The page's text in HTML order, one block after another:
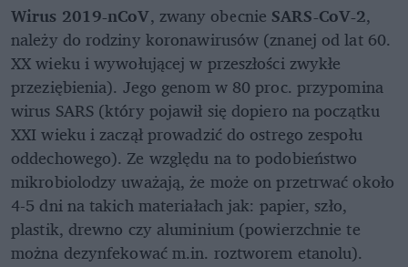
Wirus 2019-nCoV, zwany obecnie SARS-CoV-2,
należy do rodziny koronawirusów (znanej od lat 60.
XX wieku i wywołującej w przeszłości zwykłe
przeziębienia). Jego genom w 80 proc. przypomina
wirus SARS (który pojawił się dopiero na początku
XXI wieku i zaczął prowadzić do ostrego zespołu
oddechowego). Ze względu na to podobieństwo
mikrobiolodzy uważają, że może on przetrwać około
4-5 dni na takich materiałach jak: papier, szło,
plastik, drewno czy aluminium (powierzchnie te
można dezynfekować m.in. roztworem etanolu).